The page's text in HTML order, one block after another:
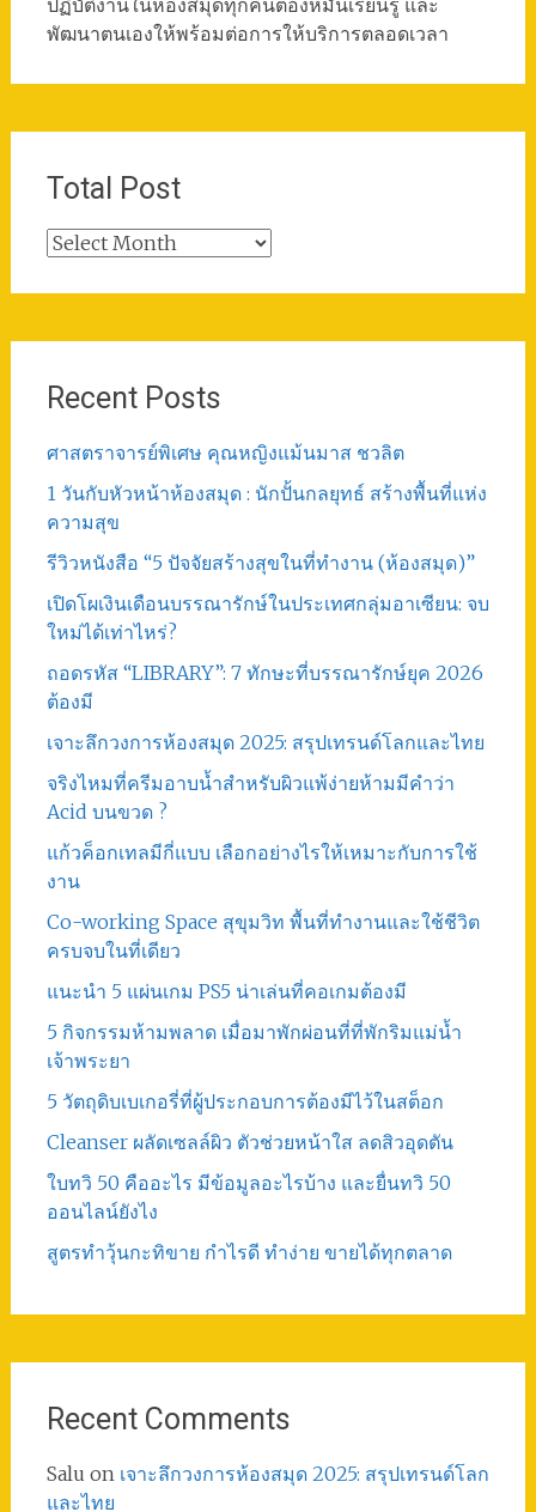
พัฒนาตนเองให้พร้อมต่อการให้บริการตลอดเวลา
Total Post
Total
Recent Posts
ศาสตราจารย์พิเศษ คุณหญิงแม้นมาส ชวลิต
1 วันกับหัวหน้าห้องสมุด : นักปั้นกลยุทธ์ สร้างพื้นที่แห่ง
ความสุข
รีวิวหนังสือ “5 ปัจจัยสร้างสุขในที่ทำงาน (ห้องสมุด)”
เปิดโผเงินเดือนบรรณารักษ์ในประเทศกลุ่มอาเซียน: จบ
ใหม่ได้เท่าไหร่?
ถอดรหัส “LIBRARY”: 7 ทักษะที่บรรณารักษ์ยุค 2026
ต้องมี
เจาะลึกวงการห้องสมุด 2025: สรุปเทรนด์โลกและไทย
จริงไหมที่ครีมอาบน้ำสำหรับผิวแพ้ง่ายห้ามมีคำว่า
Acid บนขวด ?
แก้วค็อกเทลมีกี่แบบ เลือกอย่างไรให้เหมาะกับการใช้
งาน
Co-working Space สุขุมวิท พื้นที่ทำงานและใช้ชีวิต
ครบจบในที่เดียว
แนะนำ 5 แผ่นเกม PS5 น่าเล่นที่คอเกมต้องมี
5 กิจกรรมห้ามพลาด เมื่อมาพักผ่อนที่ที่พักริมแม่น้ำ
เจ้าพระยา
5 วัตถุดิบเบเกอรี่ที่ผู้ประกอบการต้องมีไว้ในสต็อก
Cleanser ผลัดเซลล์ผิว ตัวช่วยหน้าใส ลดสิวอุดตัน
ใบทวิ 50 คืออะไร มีข้อมูลอะไรบ้าง และยื่นทวิ 50
ออนไลน์ยังไง
สูตรทําวุ้นกะทิขาย กำไรดี ทำง่าย ขายได้ทุกตลาด
Recent Comments
Salu on เจาะลึกวงการห้องสมุด 2025: สรุปเทรนด์โลก
และไทย